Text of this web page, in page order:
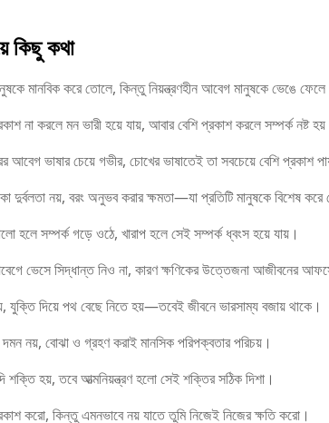
কিছু কথা
মানবিক করে তোলে, কিন্তু নিয়ন্ত্রণহীন আবেগ মানুষকে ভেঙে
না করলে মন ভারী হয়ে যায়, আবার বেশি প্রকাশ করলে সম্পর্ক নষ্ট
আবেগ ভাষার চেয়ে গভীর, চোখের ভাষাতেই তা সবচেয়ে বেশি প্রকাশ
দুর্বলতা নয়, বরং অনুভব করার ক্ষমতা—যা প্রতিটি মানুষকে বিশেষ
হলে সম্পর্ক গড়ে ওঠে, খারাপ হলে সেই সম্পর্ক ধ্বংস হয়ে যায়।
ভেসে সিদ্ধান্ত নিও না, কারণ ক্ষণিকের উত্তেজনা আজীবনের
দিয়ে পথ বেছে নিতে হয়—তবেই জীবনে ভারসাম্য বজায় থাকে।
নয়, বোঝা ও গ্রহণ করাই মানসিক পরিপক্বতার পরিচয়।
শক্তি হয়, তবে আত্মনিয়ন্ত্রণ হলো সেই শক্তির সঠিক দিশা।
করো, কিন্তু এমনভাবে নয় যাতে তুমি নিজেই নিজের ক্ষতি করো।